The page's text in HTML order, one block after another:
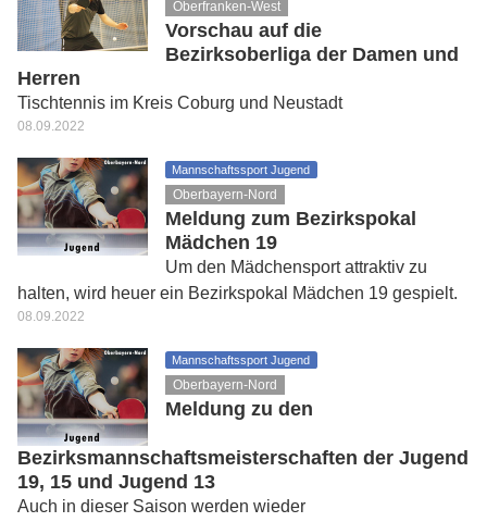
Oberfranken-West
Vorschau auf die
Bezirksoberliga der Damen und
Herren
Tischtennis im Kreis Coburg und Neustadt
08.09.2022
Mannschaftssport Jugend
Oberbayern-Nord
Meldung zum Bezirkspokal
Mädchen 19
Um den Mädchensport attraktiv zu
halten, wird heuer ein Bezirkspokal Mädchen 19 gespielt.
08.09.2022
Mannschaftssport Jugend
Oberbayern-Nord
Meldung zu den
Bezirksmannschaftsmeisterschaften der Jugend
19, 15 und Jugend 13
Auch in dieser Saison werden wieder